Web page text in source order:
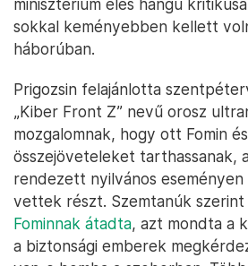
minisztérium éles hangú
sokkal keményebben kellett
háborúban.
Prigozsin felajánlotta
„Kiber Front Z” nevű orosz
mozgalomnak, hogy ott Fomin
összejöveteleket tarthassanak,
rendezett nyilvános
vettek részt. Szemtanúk szerint
Fominnak átadta, azt mondta a
a biztonsági emberek